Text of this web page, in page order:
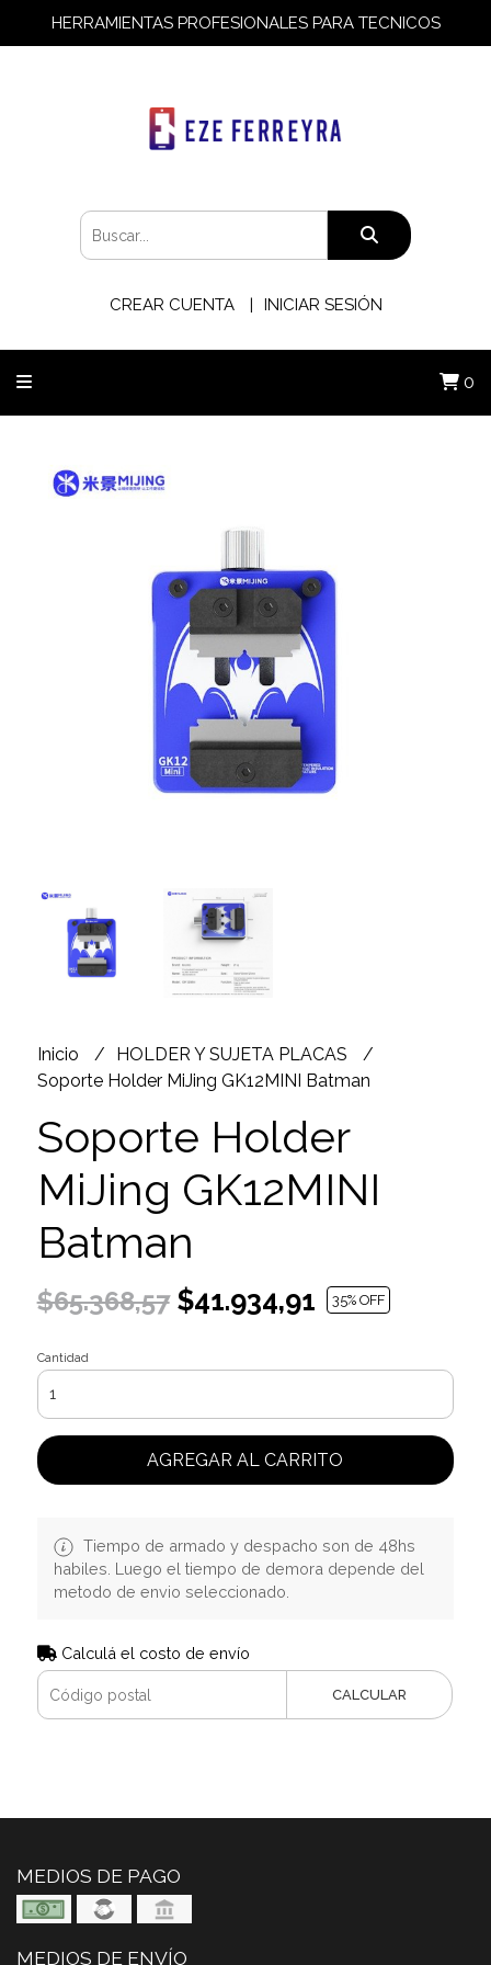
HERRAMIENTAS PROFESIONALES PARA TECNICOS
CREAR CUENTA INICIAR SESIÓN
0
Inicio
HOLDER Y SUJETA PLACAS
Soporte Holder MiJing GK12MINI Batman
Soporte Holder
MiJing GK12MINI
Batman
$65.368,57$41.934,91 35% OFF
Cantidad
AGREGAR AL CARRITO
Tiempo de armado y despacho son de 48hs
habiles. Luego el tiempo de demora depende del
metodo de envio seleccionado.
Calculá el costo de envío
CALCULAR
MEDIOS DE PAGO
MEDIOS DE ENVÍO